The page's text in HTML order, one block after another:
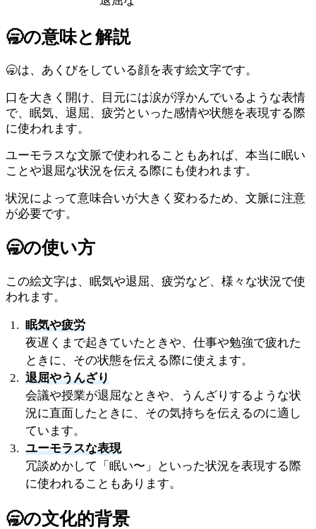
🥱の意味と解説
🥱は、あくびをしている顔を表す絵文字です。
口を大きく開け、目元には涙が浮かんでいるような表情
で、眠気、退屈、疲労といった感情や状態を表現する際
に使われます。
ユーモラスな文脈で使われることもあれば、本当に眠い
ことや退屈な状況を伝える際にも使われます。
状況によって意味合いが大きく変わるため、文脈に注意
が必要です。
🥱の使い方
この絵文字は、眠気や退屈、疲労など、様々な状況で使
われます。
眠気や疲労
夜遅くまで起きていたときや、仕事や勉強で疲れた
ときに、その状態を伝える際に使えます。
退屈やうんざり
会議や授業が退屈なときや、うんざりするような状
況に直面したときに、その気持ちを伝えるのに適し
ています。
ユーモラスな表現
冗談めかして「眠い〜」といった状況を表現する際
に使われることもあります。
🥱の文化的背景